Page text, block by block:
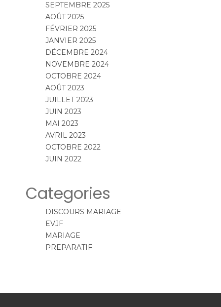
SEPTEMBRE 2025
AOÛT 2025
FÉVRIER 2025
JANVIER 2025
DÉCEMBRE 2024
NOVEMBRE 2024
OCTOBRE 2024
AOÛT 2023
JUILLET 2023
JUIN 2023
MAI 2023
AVRIL 2023
OCTOBRE 2022
JUIN 2022
Categories
DISCOURS MARIAGE
EVJF
MARIAGE
PREPARATIF